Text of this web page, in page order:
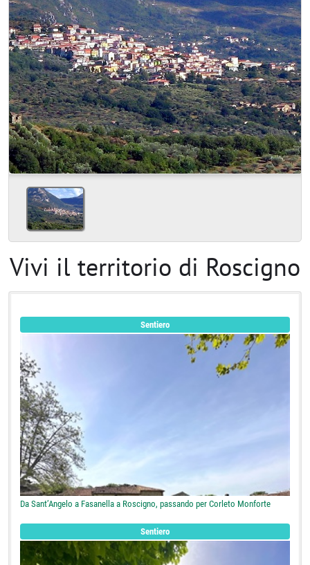
Vivi il territorio di Roscigno
Sentiero
Da Sant’Angelo a Fasanella a Roscigno, passando per Corleto Monforte
Sentiero